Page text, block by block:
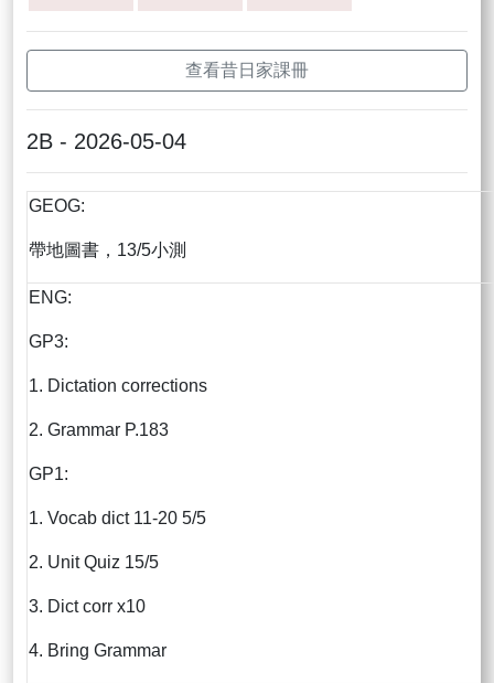
查看昔日家課冊
2B - 2026-05-04
GEOG:
帶地圖書，13/5小測
ENG:
GP3:
1. Dictation corrections
2. Grammar P.183
GP1:
1. Vocab dict 11-20 5/5
2. Unit Quiz 15/5
3. Dict corr x10
4. Bring Grammar